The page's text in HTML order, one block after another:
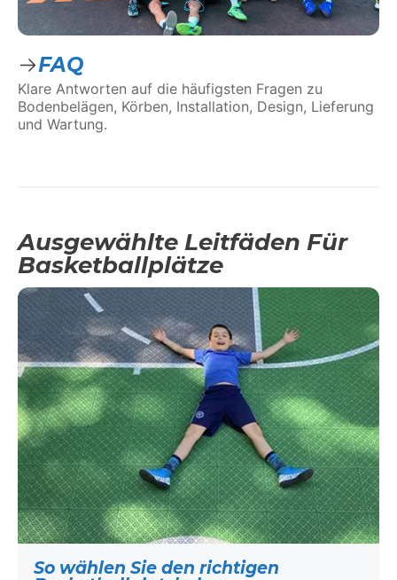
FAQ
Klare Antworten auf die häufigsten Fragen zu
Bodenbelägen, Körben, Installation, Design, Lieferung
und Wartung.
Ausgewählte Leitfäden Für
Basketballplätze
So wählen Sie den richtigen